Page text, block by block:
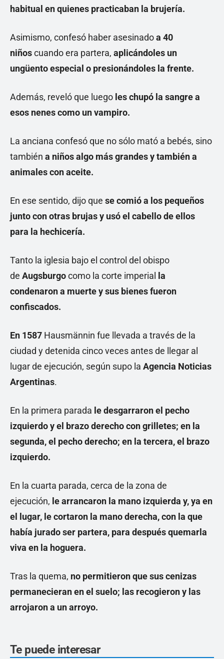
habitual en quienes practicaban la brujería.
Asimismo, confesó haber asesinadoa 40
niñoscuando era partera, aplicándoles un
ungüento especial o presionándoles la frente.
Además, reveló que luego les chupó la sangre a
esos nenes como un vampiro.
La anciana confesó que no sólo mató a bebés, sino
también a niños algo más grandes y también a
animales con aceite.
En ese sentido, dijo que se comió a los pequeños
junto con otras brujas y usó el cabello de ellos
para la hechicería.
Tanto la iglesia bajo el control del obispo
de Augsburgocomo la corte imperial
la
condenaron a muerte y sus bienes fueron
confiscados.
En 1587 Hausmännin fue llevada a través de la
ciudad y detenida cinco veces antes de llegar al
lugar de ejecución, según supo la Agencia Noticias
Argentinas.
En la primera parada le desgarraron el pecho
izquierdo y el brazo derecho con grilletes; en la
segunda, el pecho derecho; en la tercera, el brazo
izquierdo.
En la cuarta parada, cerca de la zona de
ejecución, le arrancaron la mano izquierda y, ya en
el lugar, le cortaron la mano derecha, con la que
había jurado ser partera, para después quemarla
viva en la hoguera.
Tras la quema, no permitieron que sus cenizas
permanecieran en el suelo; las recogieron y las
arrojaron a un arroyo.
Te puede interesar